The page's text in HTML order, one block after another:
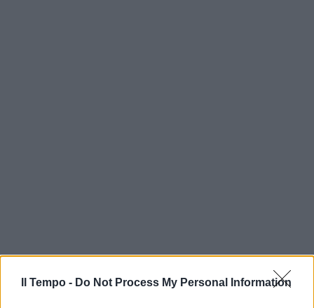
Il Tempo - Do Not Process My Personal Information